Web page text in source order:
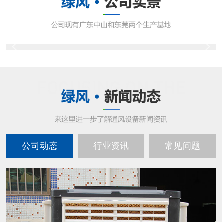
公司动态 行业资讯 常见问题